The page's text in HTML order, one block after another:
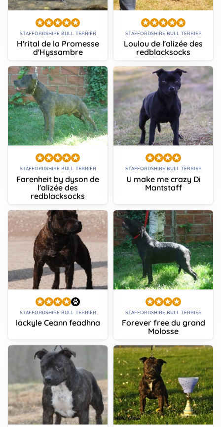
STAFFORDSHIRE BULL TERRIER
H'rital de la Promesse
d'Hyssambre
STAFFORDSHIRE BULL TERRIER
Loulou de l'alizée des
redblacksocks
STAFFORDSHIRE BULL TERRIER
Farenheit by dyson de
l'alizée des
redblacksocks
STAFFORDSHIRE BULL TERRIER
U make me crazy Di
Mantstaff
STAFFORDSHIRE BULL TERRIER
lackyle Ceann feadhna
STAFFORDSHIRE BULL TERRIER
Forever free du grand
Molosse